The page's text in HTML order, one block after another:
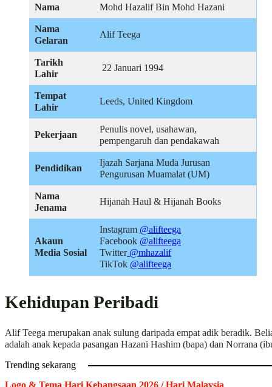
Nama
Mohd Hazalif Bin Mohd Hazani
Nama
Gelaran
Alif Teega
Tarikh
Lahir
22 Januari 1994
Tempat
Lahir
Leeds, United Kingdom
Pekerjaan
Penulis novel, usahawan,
pempengaruh dan pendakawah
Pendidikan
Ijazah Sarjana Muda Jurusan
Pengurusan Muamalat (UM)
Nama
Jenama
Hijanah Haul & Hijanah Books
Akaun
Media Sosial
Instagram @alifteega
Facebook @alifteega
Twitter@mhazalif
TikTok @alifteega
Kehidupan Peribadi
Alif Teega merupakan anak sulung daripada empat adik beradik.
adalah anak kepada pasangan Hazani Hashim (bapa) dan Norrana
Trending sekarang